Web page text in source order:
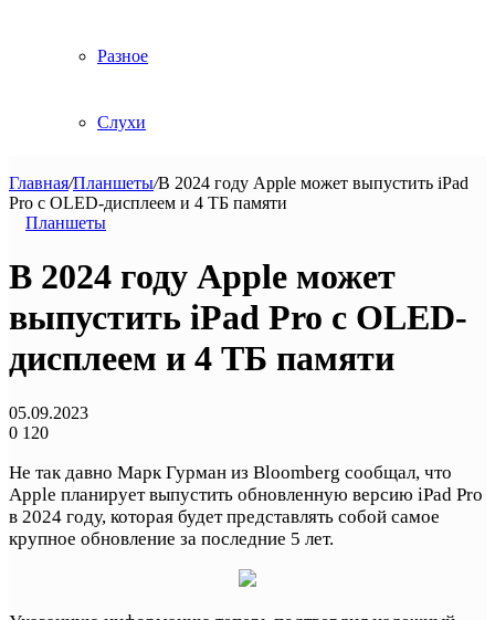
Разное
Слухи
Главная/Планшеты/В 2024 году Apple может выпустить iPad
Pro с OLED-дисплеем и 4 ТБ памяти
Планшеты
В 2024 году Apple может
выпустить iPad Pro с OLED-
дисплеем и 4 ТБ памяти
05.09.2023
0 120
Не так давно Марк Гурман из Bloomberg сообщал, что
Apple планирует выпустить обновленную версию iPad Pro
в 2024 году, которая будет представлять собой самое
крупное обновление за последние 5 лет.